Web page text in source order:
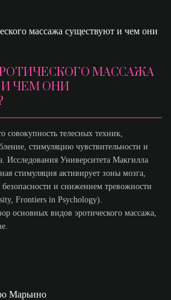
МАССАЖА
ЧЕМ ОНИ
совокупность телесных техник,
стимуляцию чувствительности и
Исследования Университета Макгилла
стимуляция активирует зоны мозга,
и снижением тревожности
Frontiers in Psychology).
основных видов эротического массажа,